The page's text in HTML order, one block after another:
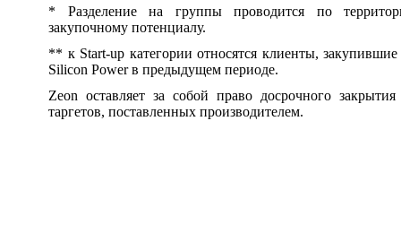
* Разделение на группы проводится по
закупочному потенциалу.
** к Start-up категории относятся клиенты,
Silicon Power в предыдущем периоде.
Zeon оставляет за собой право досрочного
таргетов, поставленных производителем.